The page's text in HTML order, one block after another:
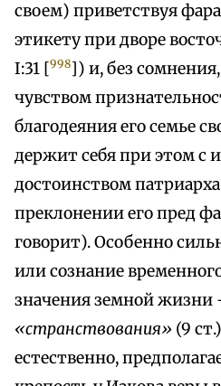
своем) приветствуя
этикету при дворе
I:31 [998]) и, без
чувством
благодеяния его семье
держит себя при этом с
достоинством
преклонении его пред
говорит). Особенно
или сознание
значения земной жизни
«странствования» (9
естественно,